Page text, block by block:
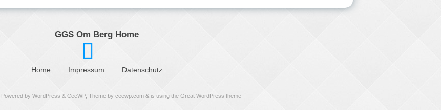
GGS Om Berg Home
Home Impressum Datenschutz
. Powered by WordPress & CeeWP, Theme by ceewp.com& is using the Great WordPress theme